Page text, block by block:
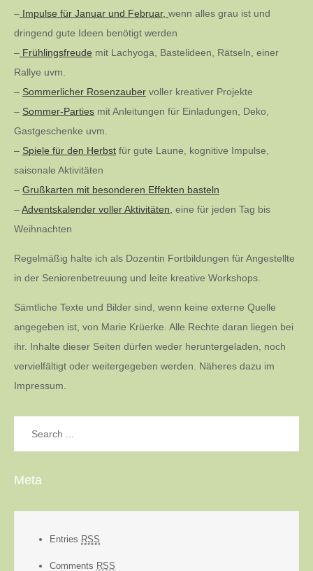
– Impulse für Januar und Februar, wenn alles grau ist und
dringend gute Ideen benötigt werden
– Frühlingsfreude mit Lachyoga, Bastelideen, Rätseln, einer
Rallye uvm.
– Sommerlicher Rosenzauber voller kreativer Projekte
– Sommer-Parties mit Anleitungen für Einladungen, Deko,
Gastgeschenke uvm.
– Spiele für den Herbst für gute Laune, kognitive Impulse,
saisonale Aktivitäten
– Grußkarten mit besonderen Effekten basteln
–Adventskalender voller Aktivitäten, eine für jeden Tag bis
Weihnachten
Regelmäßig halte ich als Dozentin Fortbildungen für Angestellte
in der Seniorenbetreuung und leite kreative Workshops.
Sämtliche Texte und Bilder sind, wenn keine externe Quelle
angegeben ist, von Marie Krüerke. Alle Rechte daran liegen bei
ihr. Inhalte dieser Seiten dürfen weder heruntergeladen, noch
vervielfältigt oder weitergegeben werden. Näheres dazu im
Impressum.
Meta
Entries RSS
Comments RSS